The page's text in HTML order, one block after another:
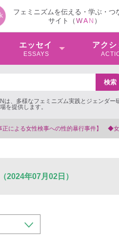
フェミニズムを伝える・学ぶ・つ
サイト（WAN ）
エッセイ
ESSAYS
アクシ
、多様なフェミニズム実践とジェンダー
を提供します。
件】 ◆女性検事を支援する会事務局
2024年07月02日）